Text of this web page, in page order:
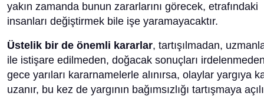
yakın zamanda bunun zararlarını görecek, etrafındaki
insanları değiştirmek bile işe yaramayacaktır.
Üstelik bir de önemli kararlar, tartışılmadan,
ile istişare edilmeden, doğacak sonuçları
gece yarıları kararnamelerle alınırsa, olaylar yargıya
uzanır, bu kez de yargının bağımsızlığı tartışmaya